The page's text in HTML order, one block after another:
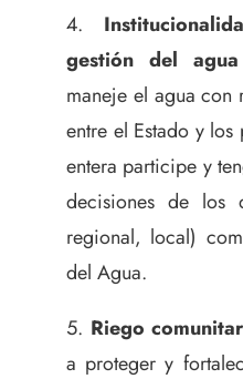
gestión del agua
maneje el agua con
entre el Estado y
entera participe y
decisiones de los
regional, local)
del Agua.
Riego
a proteger y